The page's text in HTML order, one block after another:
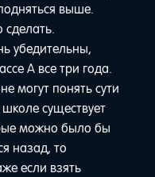
выше.
сделать.
убедительны,
A все три года.
могут понять сути
существует
можно было бы
назад, то
если взять